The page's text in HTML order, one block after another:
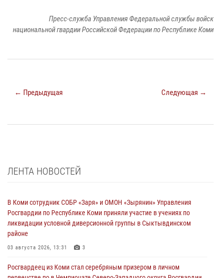
Пресс-служба Управления Федеральной службы войск
национальной гвардии Российской Федерации по Республике Коми
← Предыдущая Следующая →
ЛЕНТА НОВОСТЕЙ
В Коми сотрудник СОБР «Заря» и ОМОН «Зырянин» Управления
Росгвардии по Республике Коми приняли участие в учениях по
ликвидации условной диверсионной группы в Сыктывдинском
районе
03 августа 2026, 13:31 3
Росгвардеец из Коми стал серебряным призером в личном